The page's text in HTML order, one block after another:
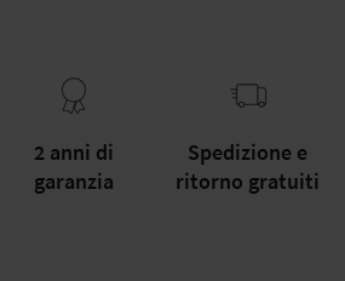
2 anni di
garanzia
Spedizione e
ritorno gratuiti